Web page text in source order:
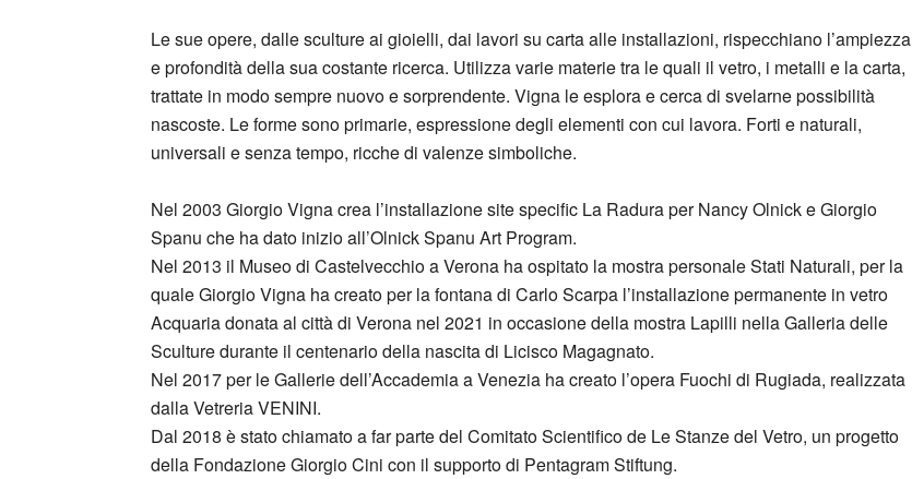
Le sue opere, dalle sculture ai gioielli, dai lavori su carta alle installazioni, rispecchiano l’ampiezza
e profondità della sua costante ricerca. Utilizza varie materie tra le quali il vetro, i metalli e la carta,
trattate in modo sempre nuovo e sorprendente. Vigna le esplora e cerca di svelarne possibilità
nascoste. Le forme sono primarie, espressione degli elementi con cui lavora. Forti e naturali,
universali e senza tempo, ricche di valenze simboliche.
Nel 2003 Giorgio Vigna crea l’installazione site specific La Radura per Nancy Olnick e Giorgio
Spanu che ha dato inizio all’Olnick Spanu Art Program.
Nel 2013 il Museo di Castelvecchio a Verona ha ospitato la mostra personale Stati Naturali, per la
quale Giorgio Vigna ha creato per la fontana di Carlo Scarpa l’installazione permanente in vetro
Acquaria donata al città di Verona nel 2021 in occasione della mostra Lapilli nella Galleria delle
Sculture durante il centenario della nascita di Licisco Magagnato.
Nel 2017 per le Gallerie dell’Accademia a Venezia ha creato l’opera Fuochi di Rugiada, realizzata
dalla Vetreria VENINI.
Dal 2018 è stato chiamato a far parte del Comitato Scientifico de Le Stanze del Vetro, un progetto
della Fondazione Giorgio Cini con il supporto di Pentagram Stiftung.